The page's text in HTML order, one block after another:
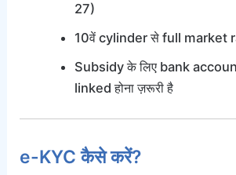
27)
10वें cylinder से full market
Subsidy के लिए bank
linked होना ज़रूरी है
e-KYC कैसे करें?